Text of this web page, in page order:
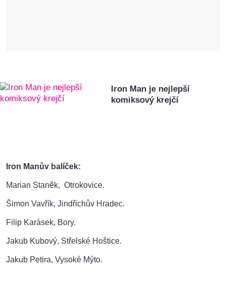
Iron Man je nejlepší
komiksový krejčí
Iron Manův balíček:
Marian Staněk, Otrokovice.
Šimon Vavřík, Jindřichův Hradec.
Filip Karásek, Bory.
Jakub Kubový, Střelské Hoštice.
Jakub Petira, Vysoké Mýto.